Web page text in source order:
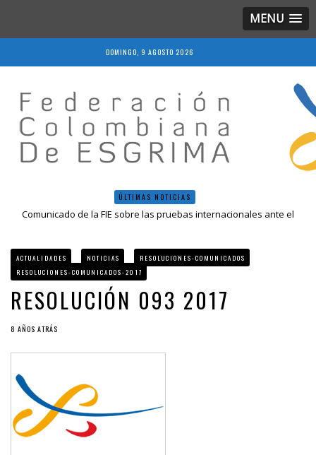
MENU
DOMINGO, 9 AGOSTO 2026
ÚLTIMAS NOTICIAS
Comunicado de la FIE sobre las pruebas internacionales ante el
Resultados LIVE IV Escalafón Nacional Mayores, Cali, Abril 2019
Resolución 027 2019
Epee Grand Prix 2023 – Cali, Colombia
ACTUALIDADES NOTICIAS
RESOLUCIONES-COMUNICADOS
RESOLUCIONES-COMUNICADOS-2017
RESOLUCIÓN 093 2017
8 AÑOS ATRÁS